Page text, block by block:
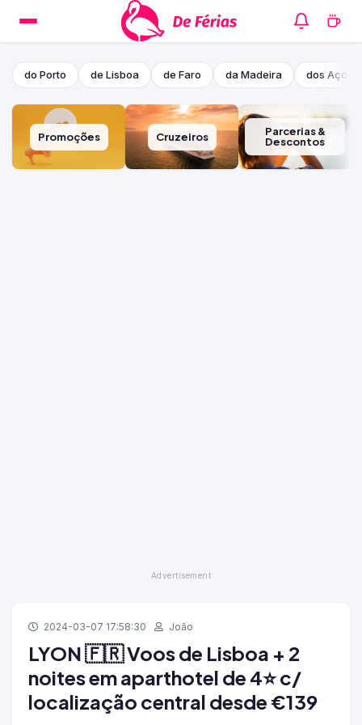
do Porto de Lisboa de Faro da Madeira dos
Promoções Cruzeiros
Parcerias &
Descontos
2024-03-07 17:58:30 João
LYON 🇫🇷 Voos de Lisboa + 2
noites em aparthotel de 4⭐ c/
localização central desde €139